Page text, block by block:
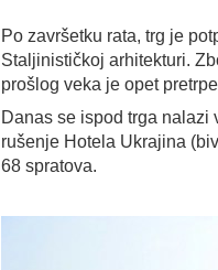
Po završetku rata, trg je
Staljinističkoj arhitekturi.
prošlog veka je opet
Danas se ispod trga
rušenje Hotela Ukrajina
68 spratova.